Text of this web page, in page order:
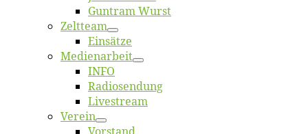
Gun­tram Wurst
Zelt­team
Ein­sät­ze
Me­di­en­ar­beit
INFO
Ra­dio­sen­dung
Live­stream
Ver­ein